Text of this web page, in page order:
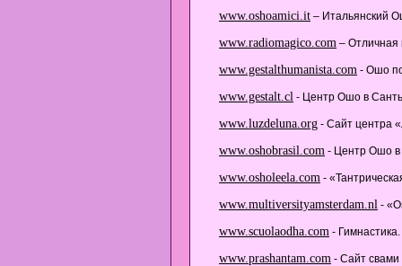
www.oshoamici.it – Итальянский
www.radiomagico.com – Отличная
www.gestalthumanista.com - Ошо
www.gestalt.cl - Центр Ошо в
www.luzdeluna.org - Сайт центра
www.oshobrasil.com - Центр Ошо в
www.osholeela.com -
www.multiversityamsterdam.nl -
www.scuolaodha.com -
www.prashantam.com - Сайт